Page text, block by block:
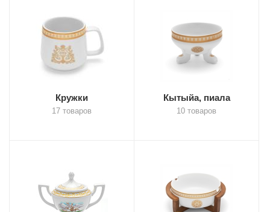
Кружки
17 товаров
Кытыйа, пиала
10 товаров